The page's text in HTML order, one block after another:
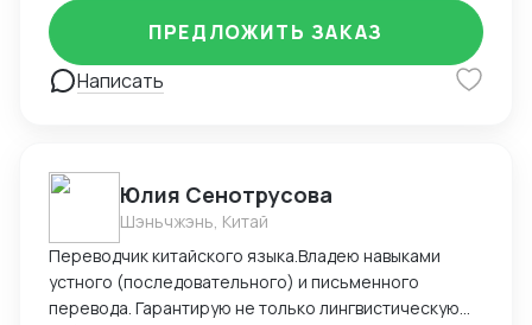
Написать
ПРЕДЛОЖИТЬ ЗАКАЗ
Юлия Сенотрусова
Шэньчжэнь, Китай
Переводчик китайского языка.Владею навыками
устного (последовательного) и письменного
перевода. Гарантирую не только лингвистическую